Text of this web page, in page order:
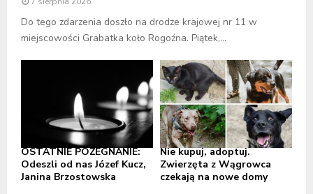
Do tego zdarzenia doszło na drodze krajowej nr 11 w
miejscowości Grabatka koło Rogoźna. Piątek,...
OSTATNIE POŻEGNANIE:
Odeszli od nas Józef Kucz,
Janina Brzostowska
Nie kupuj, adoptuj.
Zwierzęta z Wągrowca
czekają na nowe domy